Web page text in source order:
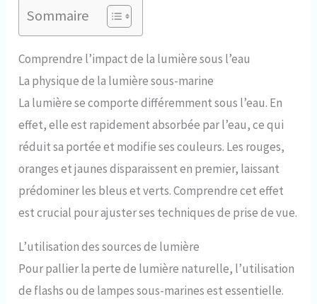
Sommaire
Comprendre l’impact de la lumière sous l’eau
La physique de la lumière sous-marine
La lumière se comporte différemment sous l’eau. En
effet, elle est rapidement absorbée par l’eau, ce qui
réduit sa portée et modifie ses couleurs. Les rouges,
oranges et jaunes disparaissent en premier, laissant
prédominer les bleus et verts. Comprendre cet effet
est crucial pour ajuster ses techniques de prise de vue.
L’utilisation des sources de lumière
Pour pallier la perte de lumière naturelle, l’utilisation
de flashs ou de lampes sous-marines est essentielle.